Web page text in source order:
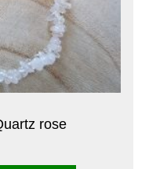
rose